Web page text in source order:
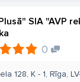
SIA "AVP
0
128, K - 1, Rīga,